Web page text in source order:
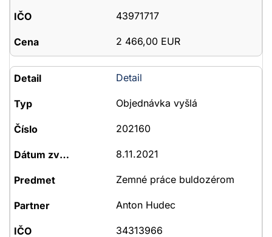
43971717
2 466,00 EUR
Detail
Objednávka vyšlá
202160
8.11.2021
Zemné práce buldozérom
Anton Hudec
34313966